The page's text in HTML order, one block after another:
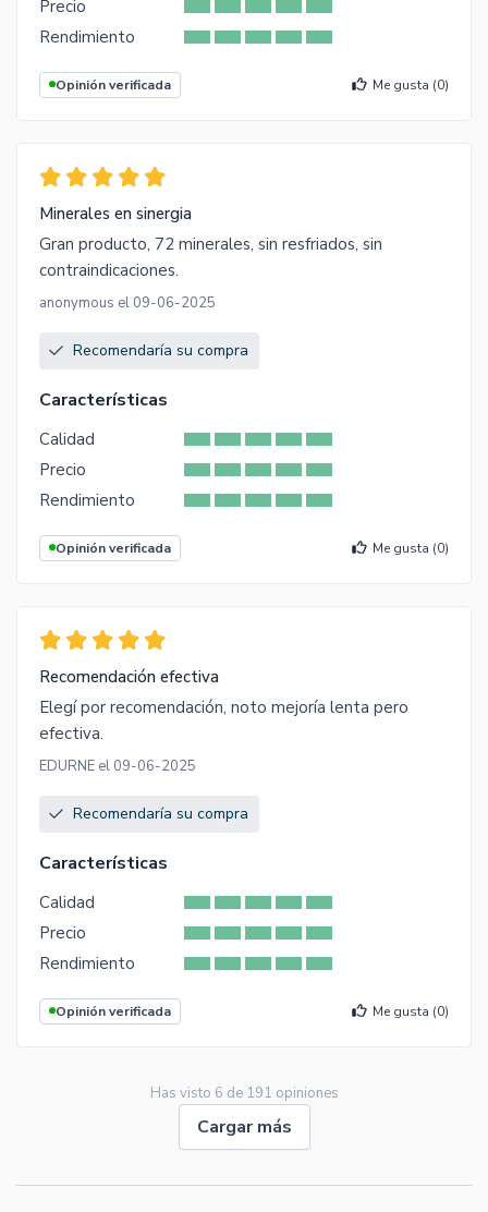
Precio
Rendimiento
Opinión verificada Me gusta (0)
Minerales en sinergia
Gran producto, 72 minerales, sin resfriados, sin
contraindicaciones.
anonymous el 09-06-2025
Recomendaría su compra
Características
Calidad
Precio
Rendimiento
Opinión verificada Me gusta (0)
Recomendación efectiva
Elegí por recomendación, noto mejoría lenta pero
efectiva.
EDURNE el 09-06-2025
Recomendaría su compra
Características
Calidad
Precio
Rendimiento
Opinión verificada Me gusta (0)
Has visto 6 de 191 opiniones
Cargar más